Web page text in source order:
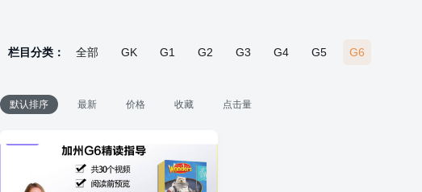
栏目分类： 全部 GK G1 G2 G3 G4 G5 G6
默认排序 最新 价格 收藏 点击量